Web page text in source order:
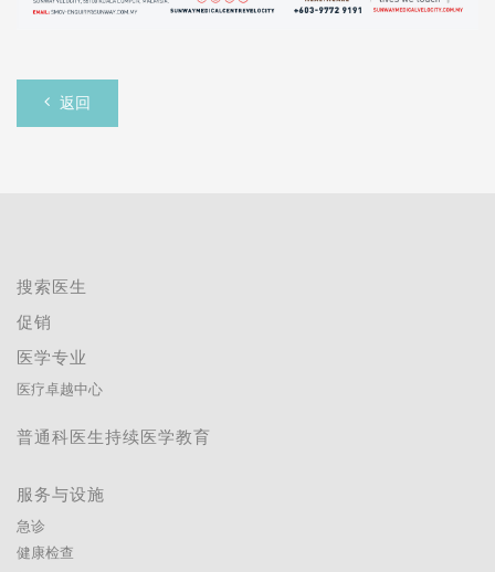
返回
搜索医生
促销
医学专业
医疗卓越中心
普通科医生持续医学教育
服务与设施
急诊
健康检查